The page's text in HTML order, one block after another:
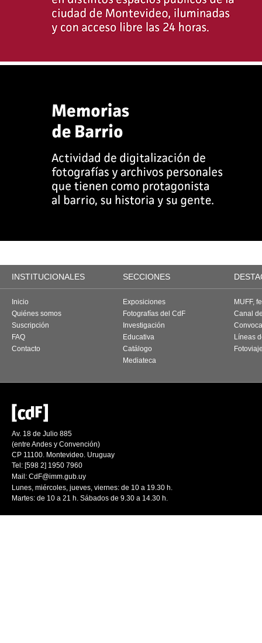
INSTITUCIONALES SECCIONES
Inicio
Quiénes somos
Suscripción
FAQ
Contacto
Exposiciones
Fotografías del CdF
Investigación
Educativa
Catálogo
Mediateca
MUFF,
Canal
Líneas
Av. 18 de Julio 885
(entre Andes y Convención)
CP 11100. Montevideo. Uruguay
Tel: [598 2] 1950 7960
Mail: CdF@imm.gub.uy
Lunes, miércoles, jueves, viernes: de 10 a 19.30 h.
Martes: de 10 a 21 h. Sábados de 9.30 a 14.30 h.